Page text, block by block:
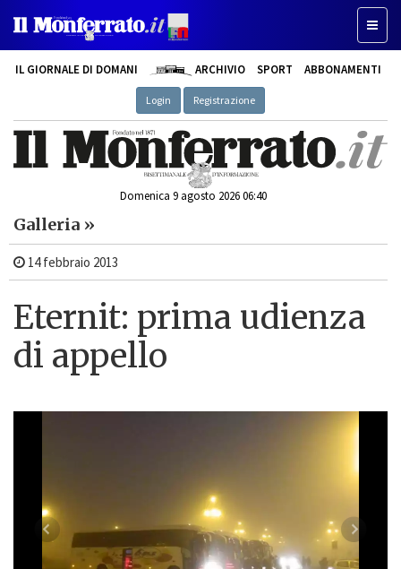
IL GIORNALE DI DOMANI ARCHIVIO SPORT ABBONAMENTI
Login Registrazione
Domenica 9 agosto 2026 06:40
Galleria »
14 febbraio 2013
Eternit: prima udienza
di appello